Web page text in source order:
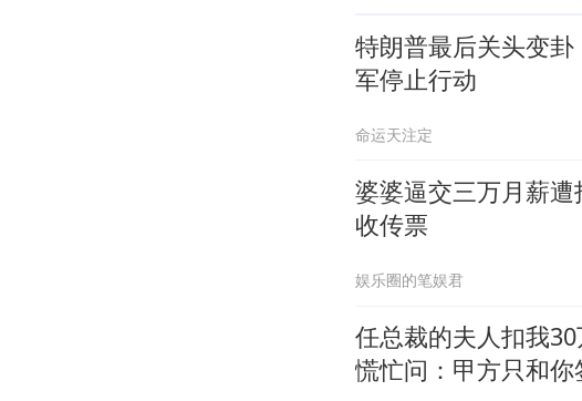
特朗普最后关头变
军停止行动
命运天注定
婆婆逼交三万月薪
收传票
娱乐圈的笔娱君
任总裁的夫人扣我
慌忙问：甲方只和你